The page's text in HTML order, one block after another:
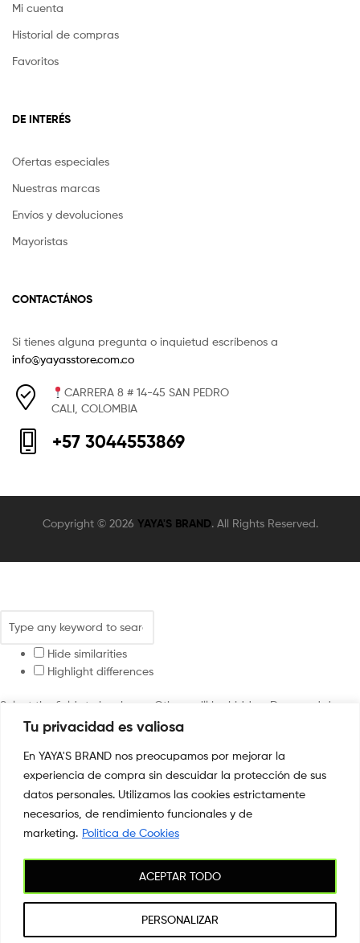
Tu privacidad es valiosa
En YAYA'S BRAND nos preocupamos por mejorar la
experiencia de compra sin descuidar la protección de sus
datos personales. Utilizamos las cookies estrictamente
necesarios, de rendimiento funcionales y de
marketing. Politica de Cookies
PERSONALIZAR
ACEPTAR TODO
Mi cuenta
Historial de compras
Favoritos
DE INTERÉS
Ofertas especiales
Nuestras marcas
Envíos y devoluciones
Mayoristas
CONTACTÁNOS
Si tienes alguna pregunta o inquietud escríbenos a
info@yayasstore.com.co
CARRERA 8 # 14-45 SAN PEDRO
CALI, COLOMBIA
+57 3044553869
Copyright © 2026 YAYA'S BRAND. All Rights Reserved.
Hide similarities
Highlight differences
Select the fields to be shown. Others will be hidden. Drag and drop
to rearrange the order.
SKU
Rating
Price
Stock
Availability
Description
Weight
Additional information